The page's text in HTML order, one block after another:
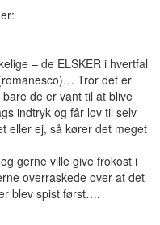
– de ELSKER i hvertfal
Tror det er
de er vant til at blive
indtryk og får lov til selv
eller ej, så kører det meget
gerne ville give frokost i
overraskede over at det
blev spist først….